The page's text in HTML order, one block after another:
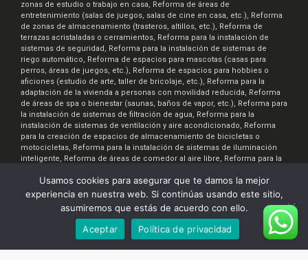
zonas de estudio o trabajo en casa, Reforma de áreas de
entretenimiento (salas de juegos, salas de cine en casa, etc.), Reforma
de zonas de almacenamiento (trasteros, altillos, etc.), Reforma de
terrazas acristaladas o cerramientos, Reforma para la instalación de
sistemas de seguridad, Reforma para la instalación de sistemas de
riego automático, Reforma de espacios para mascotas (casas para
perros, áreas de juegos, etc.), Reforma de espacios para hobbies o
aficiones (estudio de arte, taller de bricolaje, etc.), Reforma para la
adaptación de la vivienda a personas con movilidad reducida, Reforma
de áreas de spa o bienestar (saunas, baños de vapor, etc.), Reforma para
la instalación de sistemas de filtración de agua, Reforma para la
instalación de sistemas de ventilación y aire acondicionado, Reforma
para la creación de espacios de almacenamiento de bicicletas o
motocicletas, Reforma para la instalación de sistemas de iluminación
inteligente, Reforma de áreas de comedor al aire libre, Reforma para la
Renova7.es © 2026. Realizado por:InteraTEC Soluciones Web
All rights reserved. |Aviso Legal|Política de Privacidad
Usamos cookies para asegurar que te damos la mejor
experiencia en nuestra web. Si continúas usando este sitio,
asumiremos que estás de acuerdo con ello.
Aceptar
Política de privacidad